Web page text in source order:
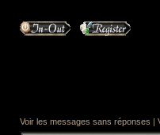
Voir les messages sans réponses |